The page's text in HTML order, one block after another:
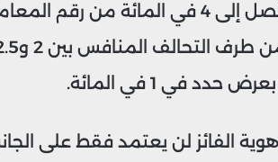
باقتراح أداء نسبة تصل إلى 4 في
حدد في 1 في المائة.
الفائز لن يعتمد فقط على الجانب